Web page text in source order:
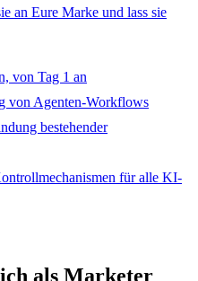
an Eure Marke und lass sie
von Tag 1 an
von Agenten-Workflows
bestehender
für alle KI-
als Marketer